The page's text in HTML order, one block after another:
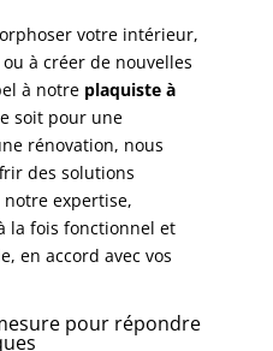
votre intérieur,
à créer de nouvelles
à notre plaquiste à
soit pour une
rénovation, nous
des solutions
notre expertise,
la fois fonctionnel et
en accord avec vos
pour répondre